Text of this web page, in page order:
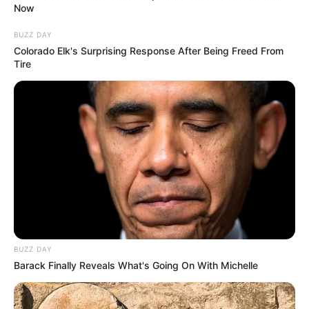
Fakta
Now
BUZZ DAY
Colorado Elk's Surprising Response After Being Freed From
Tire
BUZZ DAY
Barack Finally Reveals What's Going On With Michelle